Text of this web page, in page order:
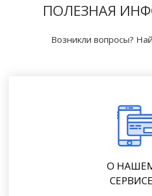
ПОЛЕЗНАЯ
Возникли вопросы?
О
СЕРВИСЕ